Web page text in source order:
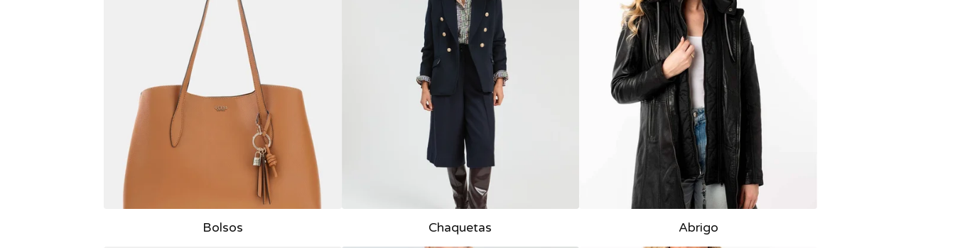
Bolsos Chaquetas Abrigo